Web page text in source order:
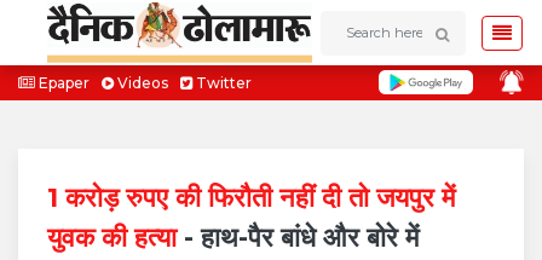
Epaper Videos Twitter
1 करोड़ रुपए की फिरौती नहीं दी तो जयपुर में
युवक की हत्या - हाथ-पैर बांधे और बोरे में